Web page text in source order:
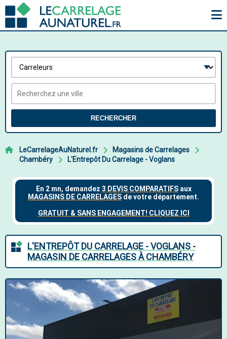
RECHERCHER
LeCarrelageAuNaturel.fr
Magasins de Carrelages
Chambéry
L'Entrepôt Du Carrelage - Voglans
L'ENTREPÔT DU CARRELAGE - VOGLANS -
MAGASIN DE CARRELAGES À CHAMBÉRY